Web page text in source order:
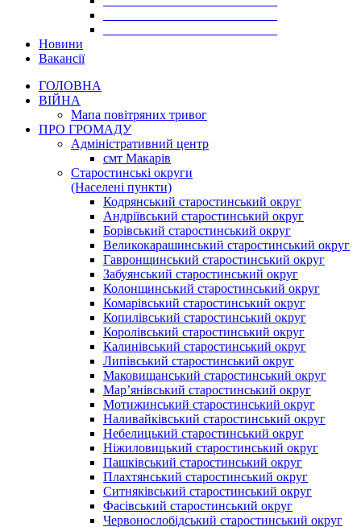
Новини
Вакансії
ГОЛОВНА
ВІЙНА
Мапа повітряних тривог
ПРО ГРОМАДУ
Aдміністративний центр
смт Макарів
Старостинські округи
(Населені пункти)
Кодрянський старостинський округ
Андріївський старостинський округ
Борівський старостинський округ
Великокарашинський старостинський округ
Гавронщинський старостинський округ
Забуянський старостинський округ
Колонщинський старостинський округ
Комарівський старостинський округ
Копилівський старостинський округ
Королівський старостинський округ
Калинівський старостинський округ
Липівський старостинський округ
Маковищанський старостинський округ
Мар’янівський старостинський округ
Мотижинський старостинський округ
Наливайківський старостинський округ
Небелицький старостинський округ
Ніжиловицький старостинський округ
Пашківський старостинський округ
Плахтянський старостинський округ
Ситняківський старостинський округ
Фасівський старостинський округ
Червонослобідський старостинський округ